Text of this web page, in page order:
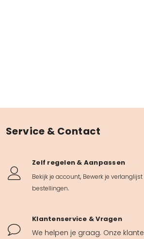
Service & Contact
Zelf regelen & Aanpassen
Bekijk je account, Bewerk je verlanglijst
bestellingen.
Klantenservice & Vragen
We helpen je graag. Onze